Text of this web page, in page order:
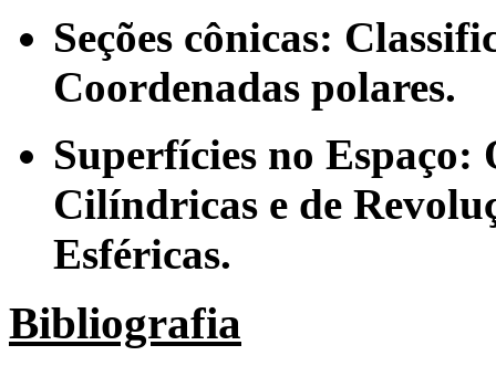
Seções cônicas:
Coordenadas polares.
Superfícies no Espaço:
Cilíndricas e de
Esféricas.
Bibliografia